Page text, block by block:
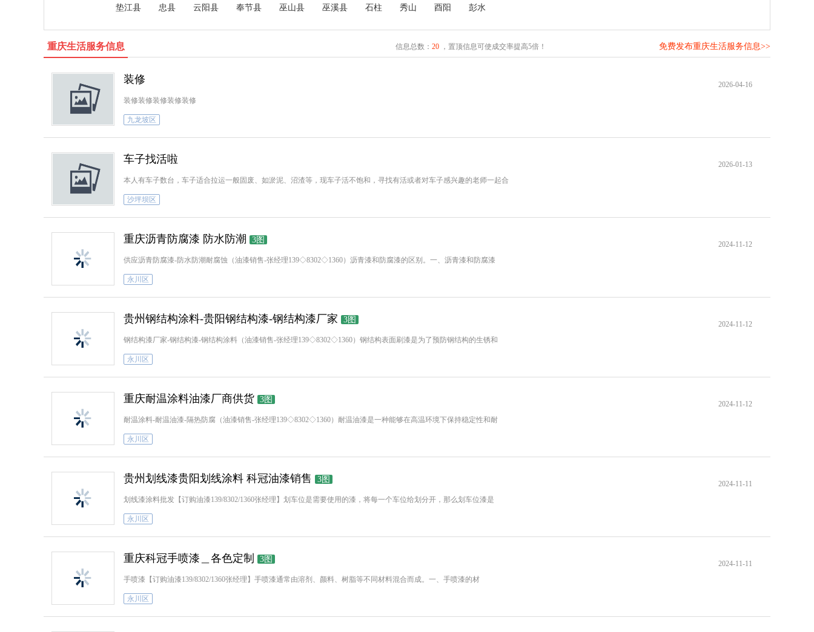
垫江县 忠县 云阳县 奉节县 巫山县 巫溪县 石柱 秀山 酉阳 彭水
重庆生活服务信息 信息总数： 20，置顶信息可使成交率提高5倍！ 免费发布重庆生活服务信息>>
2026-04-16
装修
装修装修装修装修装修
九龙坡区
2026-01-13
车子找活啦
本人有车子数台，车子适合拉运一般固废、如淤泥、沼渣等，现车子活不饱和，寻找有活或者对车子感兴趣的老师一起合
沙坪坝区
2024-11-12
重庆沥青防腐漆 防水防潮 3图
供应沥青防腐漆-防水防潮耐腐蚀（油漆销售-张经理139◇8302◇1360）沥青漆和防腐漆的区别。一、沥青漆和防腐漆
永川区
2024-11-12
贵州钢结构涂料-贵阳钢结构漆-钢结构漆厂家 3图
钢结构漆厂家-钢结构漆-钢结构涂料（油漆销售-张经理139◇8302◇1360）钢结构表面刷漆是为了预防钢结构的生锈和
永川区
2024-11-12
重庆耐温涂料油漆厂商供货 3图
耐温涂料-耐温油漆-隔热防腐（油漆销售-张经理139◇8302◇1360）耐温油漆是一种能够在高温环境下保持稳定性和耐
永川区
2024-11-11
贵州划线漆贵阳划线涂料 科冠油漆销售 3图
划线漆涂料批发【订购油漆139/8302/1360张经理】划车位是需要使用的漆，将每一个车位给划分开，那么划车位漆是
永川区
2024-11-11
重庆科冠手喷漆＿各色定制 3图
手喷漆【订购油漆139/8302/1360张经理】手喷漆通常由溶剂、颜料、树脂等不同材料混合而成。一、手喷漆的材
永川区